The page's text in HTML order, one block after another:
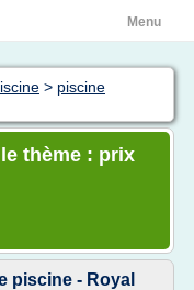
Menu
> piscine
thème : prix
piscine - Royal